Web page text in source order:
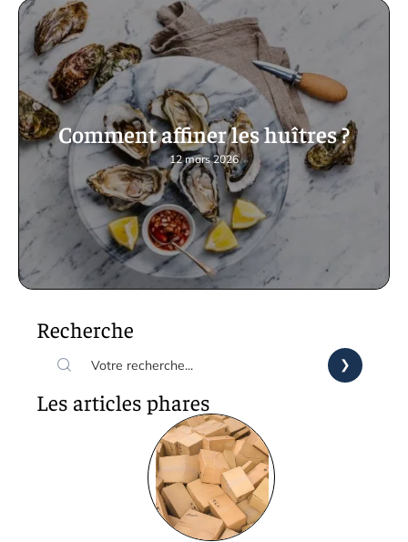
Comment affiner les huîtres ?
12 mars 2026
Recherche
Les articles phares